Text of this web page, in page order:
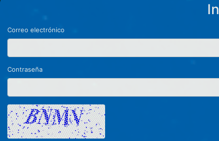
Correo electrónico
Contraseña